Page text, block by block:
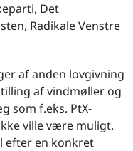
Det
Radikale Venstre
af anden lovgivning
af vindmøller og
som f.eks. PtX-
ville være muligt.
efter en konkret